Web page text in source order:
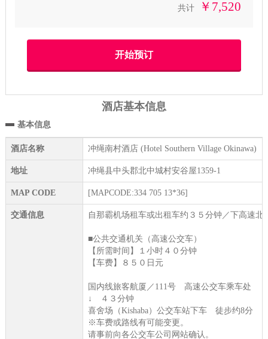
共计 ￥7,520
酒店基本信息
基本信息
酒店名称 冲绳南村酒店 (Hotel Southern Village Okinawa)
地址 冲绳县中头郡北中城村安谷屋1359-1
MAP CODE [MAPCODE:334 705 13*36]
交通信息 自那霸机场租车或出租车约３５分钟／下高速北
■公共交通机关（高速公交车）
【所需时间】１小时４０分钟
【车费】８５０日元
国内线旅客航厦／111号 高速公交车乘车处
↓ ４３分钟
喜舍场（Kishaba）公交车站下车 徒步约8分
※车费或路线有可能变更。
请事前向各公交车公司网站确认。